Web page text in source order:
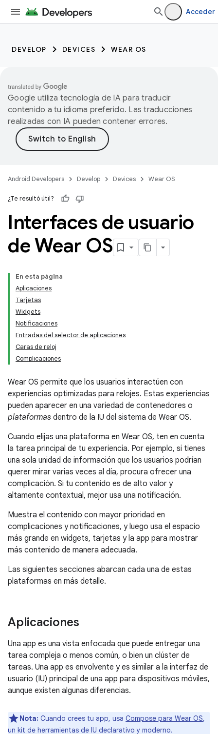
Acceder
DEVELOP DEVICES WEAR OS
Google utiliza tecnología de IA para traducir
contenido a tu idioma preferido. Las traducciones
realizadas con IA pueden contener errores.
Android Developers Develop Devices Wear OS
¿Te resultó útil?
Interfaces de usuario
de Wear OS
En esta página
Aplicaciones
Tarjetas
Widgets
Notificaciones
Entradas del selector de aplicaciones
Caras de reloj
Complicaciones
Wear OS permite que los usuarios interactúen con
experiencias optimizadas para relojes. Estas experiencias
pueden aparecer en una variedad de contenedores o
plataformas dentro de la IU del sistema de Wear OS.
Cuando elijas una plataforma en Wear OS, ten en cuenta
la tarea principal de tu experiencia. Por ejemplo, si tienes
una sola unidad de información que los usuarios podrían
querer mirar varias veces al día, procura ofrecer una
complicación. Si tu contenido es de alto valor y
altamente contextual, mejor usa una notificación.
Muestra el contenido con mayor prioridad en
complicaciones y notificaciones, y luego usa el espacio
más grande en widgets, tarjetas y la app para mostrar
más contenido de manera adecuada.
Las siguientes secciones abarcan cada una de estas
plataformas en más detalle.
Aplicaciones
Una app es una vista enfocada que puede entregar una
tarea compleja o menos común, o bien un clúster de
tareas. Una app es envolvente y es similar a la interfaz de
usuario (IU) principal de una app para dispositivos móviles,
aunque existen algunas diferencias.
Nota: Cuando crees tu app, usa Compose para Wear OS,
un kit de herramientas de IU declarativo y moderno.